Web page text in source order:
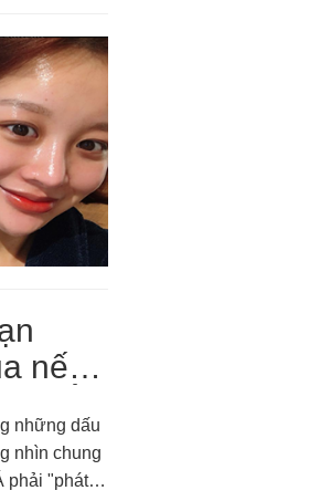
nếu
những dấu
nhìn chung
phải "phát